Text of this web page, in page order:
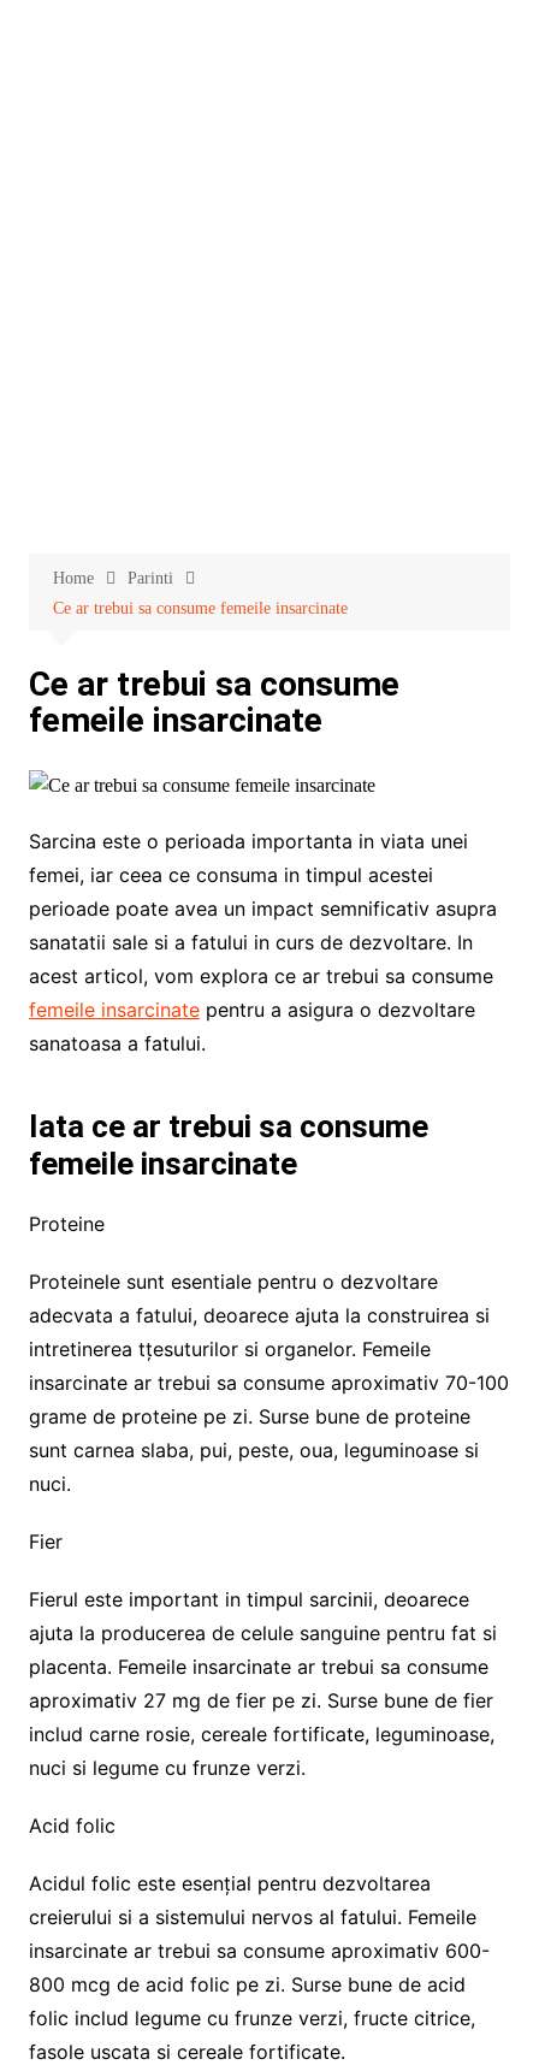
Home
Parinti
Ce ar trebui sa consume femeile insarcinate
Ce ar trebui sa consume
femeile insarcinate
Sarcina este o perioada importanta in viata unei
femei, iar ceea ce consuma in timpul acestei
perioade poate avea un impact semnificativ asupra
sanatatii sale si a fatului in curs de dezvoltare. In
acest articol, vom explora ce ar trebui sa consume
femeile insarcinatepentru a asigura o dezvoltare
sanatoasa a fatului.
Iata ce ar trebui sa consume
femeile insarcinate
Proteine
Proteinele sunt esentiale pentru o dezvoltare
adecvata a fatului, deoarece ajuta la construirea si
intretinerea tțesuturilor si organelor. Femeile
insarcinate ar trebui sa consume aproximativ 70-100
grame de proteine ​​pe zi. Surse bune de proteine ​​
sunt carnea slaba, pui, peste, oua, leguminoase si
nuci.
Fier
Fierul este important in timpul sarcinii, deoarece
ajuta la producerea de celule sanguine pentru fat si
placenta. Femeile insarcinate ar trebui sa consume
aproximativ 27 mg de fier pe zi. Surse bune de fier
includ carne rosie, cereale fortificate, leguminoase,
nuci si legume cu frunze verzi.
Acid folic
Acidul folic este esențial pentru dezvoltarea
creierului si a sistemului nervos al fatului. Femeile
insarcinate ar trebui sa consume aproximativ 600-
800 mcg de acid folic pe zi. Surse bune de acid
folic includ legume cu frunze verzi, fructe citrice,
fasole uscata si cereale fortificate.